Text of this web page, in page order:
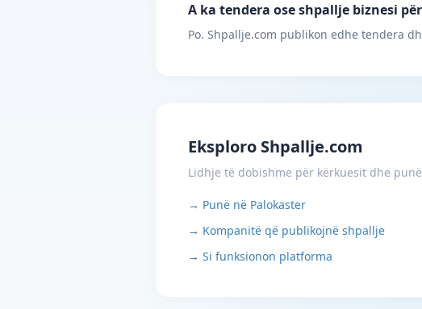
A ka tendera ose shpallje biznesi
Po. Shpallje.com publikon edhe tendera
Eksploro Shpallje.com
Lidhje të dobishme për kërkuesit dhe
→ Punë në Palokaster
→ Kompanitë që publikojnë shpallje
→ Si funksionon platforma